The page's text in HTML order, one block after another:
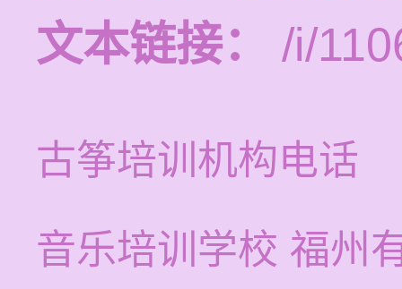
文本链接：
/i/
古筝培训机构电话
音乐培训学校 福州